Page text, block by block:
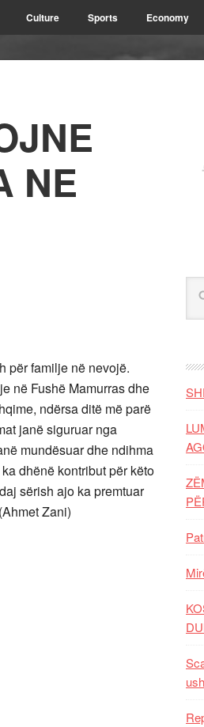
Culture Sports Economy
NE
për familje në nevojë.
në Fushë Mamurras dhe
ndërsa ditë më parë
janë siguruar nga
mundësuar dhe ndihma
dhënë kontribut për këto
sërish ajo ka premtuar
Zani)